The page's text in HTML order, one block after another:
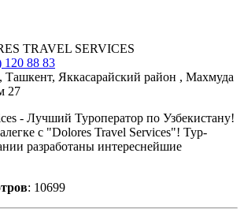
120 88 83
Ташкент, Яккасарайский район , Махмуда
27
- Лучший Туроператор по Узбекистану!
с "Dolores Travel Services"! Тур-
разработаны интереснейшие
: 10699